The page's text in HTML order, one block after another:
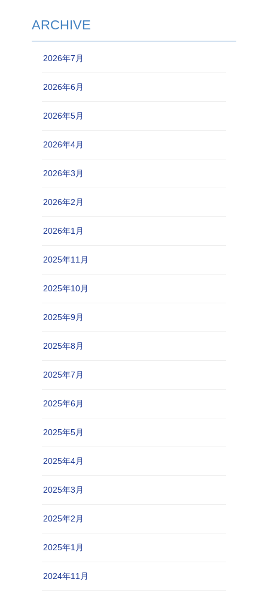
ARCHIVE
2026年7月
2026年6月
2026年5月
2026年4月
2026年3月
2026年2月
2026年1月
2025年11月
2025年10月
2025年9月
2025年8月
2025年7月
2025年6月
2025年5月
2025年4月
2025年3月
2025年2月
2025年1月
2024年11月